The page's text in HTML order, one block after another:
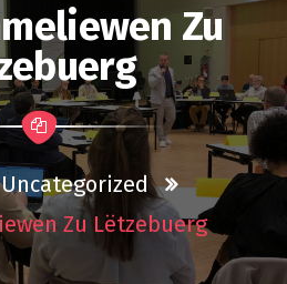
Zu
Uncategorized
Zu Lëtzebuerg